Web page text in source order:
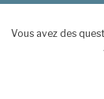
Aller au contenu
Vous avez des